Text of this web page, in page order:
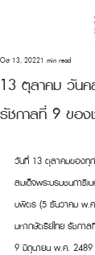
13 ตุลาคม วัน
รัชกาลที่ 9 ของ
Oct 13, 20221 min read
วันที่ 13 ตุลาคมของทุ
สมเด็จพระบรมชนกาธิ
บพิตร (5 ธันวาคม พ.
มหากษัตริย์ไทย รัชกา
9 มิถุนายน พ.ศ. 2489